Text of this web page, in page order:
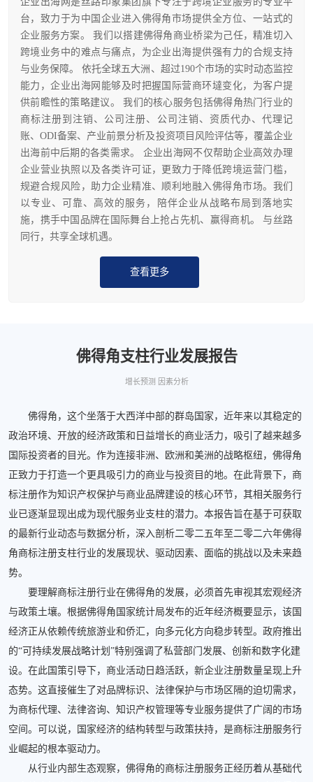
台，致力于为中国企业进入佛得角市场提供全方位、一站式的
企业服务方案。 我们以搭建佛得角商业桥梁为己任，精准切入
跨境业务中的难点与痛点，为企业出海提供强有力的合规支持
与业务保障。 依托全球五大洲、超过190个市场的实时动态监控
能力，企业出海网能够及时把握国际营商环墶变化，为客户提
供前瞻性的策略建议。 我们的核心服务包括佛得角热门行业的
商标注册到注销、公司注册、公司注销、资质代办、代理记
账、ODI备案、产业前景分析及投资项目风险评估等，覆盖企业
出海前中后期的各类需求。 企业出海网不仅帮助企业高效办理
企业营业执照以及各类许可证，更致力于降低跨境运营门槛，
规避合规风险，助力企业精准、顺利地融入佛得角市场。我们
以专业、可靠、高效的服务，陪伴企业从战略布局到落地实
施，携手中国品牌在国际舞台上抢占先机、赢得商机。 与丝路
同行，共享全球机遇。
查看更多
佛得角支柱行业发展报告
增长预测 因素分析
佛得角，这个坐落于大西洋中部的群岛国家，近年来以其稳定的
政治环境、开放的经济政策和日益增长的商业活力，吸引了越来越多
国际投资者的目光。作为连接非洲、欧洲和美洲的战略枢纽，佛得角
正致力于打造一个更具吸引力的商业与投资目的地。在此背景下，商
标注册作为知识产权保护与商业品牌建设的核心环节，其相关服务行
业已逐渐显现出成为现代服务业支柱的潜力。本报告旨在基于可获取
的最新行业动态与数据分析，深入剖析二零二五年至二零二六年佛得
角商标注册支柱行业的发展现状、驱动因素、面临的挑战以及未来趋
势。
要理解商标注册行业在佛得角的发展，必须首先审视其宏观经济
与政策土壤。根据佛得角国家统计局发布的近年经济概要显示，该国
经济正从依赖传统旅游业和侨汇，向多元化方向稳步转型。政府推出
的“可持续发展战略计划”特别强调了私营部门发展、创新和数字化建
设。在此国策引导下，商业活动日趋活跃，新企业注册数量呈现上升
态势。这直接催生了对品牌标识、法律保护与市场区隔的迫切需求，
为商标代理、法律咨询、知识产权管理等专业服务提供了广阔的市场
空间。可以说，国家经济的结构转型与政策扶持，是商标注册服务行
业崛起的根本驱动力。
从行业内部生态观察，佛得角的商标注册服务正经历着从基础代